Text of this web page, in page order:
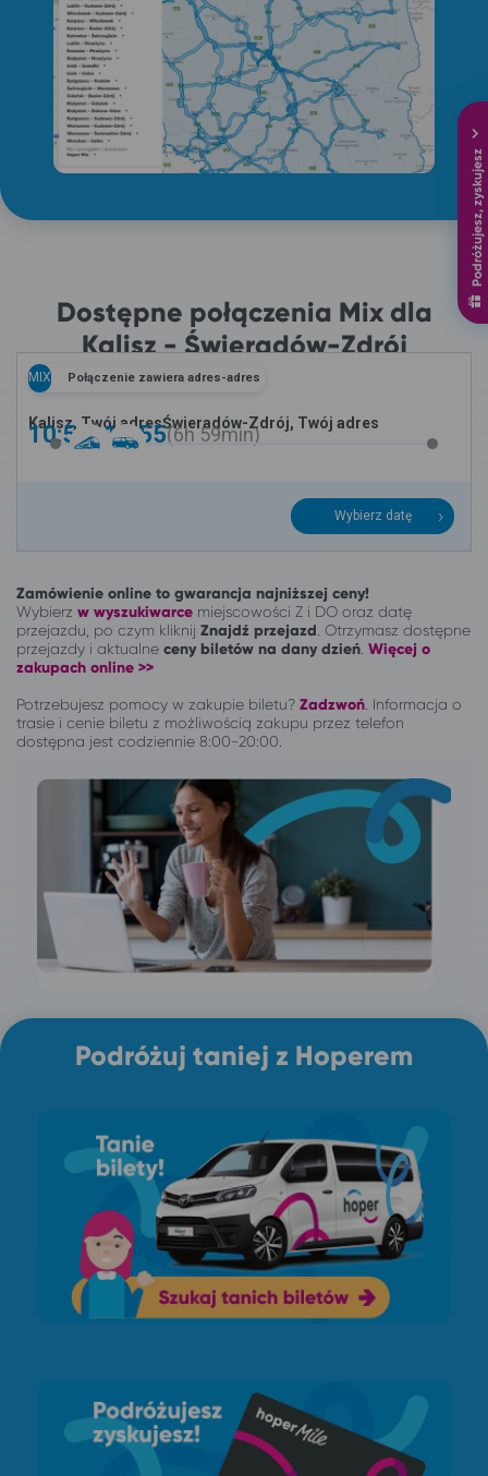
Podróżujesz, zyskujesz
Dostępne połączenia Mix dla
Kalisz - Świeradów-Zdrój
MIX Połączenie zawiera adres-adres
Kalisz, Twój adresŚwieradów-Zdrój, Twój adres
10:56 -17:55 6h59min
Wybierz datę
Zamówienie online to gwarancja najniższej ceny!
Wybierz w wyszukiwarce miejscowości Z i DO oraz datę
przejazdu, po czym kliknij Znajdź przejazd . Otrzymasz dostępne
przejazdy i aktualne ceny biletów na dany dzień Więcej o
zakupach online >>
Potrzebujesz pomocy w zakupie biletu? Zadzwoń Informacja o
trasie i cenie biletu z możliwością zakupu przez telefon
dostępna jest codziennie 8:00-20:00.
Podróżuj taniej z Hoperem